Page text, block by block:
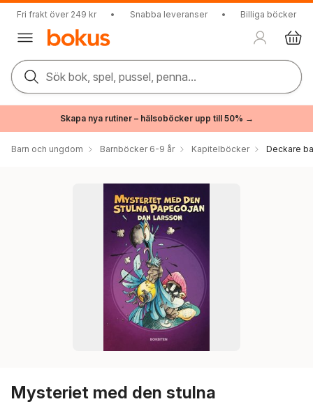
Fri frakt över 249 kr • Snabba leveranser • Billiga böcker
Sök bok, spel, pussel, penna...
Skapa nya rutiner – hälsoböcker upp till 50% →
Barn och ungdom Barnböcker 6-9 år Kapitelböcker Deckare
Mysteriet med den stulna